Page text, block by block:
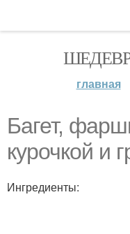
главная
Багет,
курочкой и
Ингредиенты: